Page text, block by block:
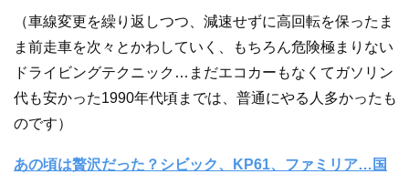
（車線変更を繰り返しつつ、減速せずに高回転を保ったま
ま前走車を次々とかわしていく、もちろん危険極まりない
ドライビングテクニック…まだエコカーもなくてガソリン
代も安かった1990年代頃までは、普通にやる人多かったも
のです）
あの頃は贅沢だった？シビック、KP61、ファミリア…国